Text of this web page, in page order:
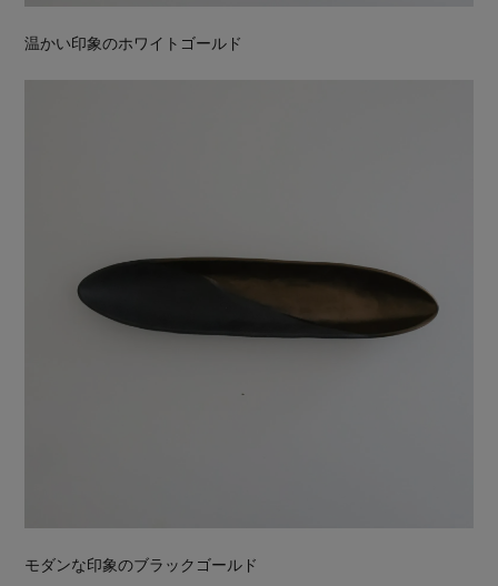
温かい印象のホワイトゴールド
モダンな印象のブラックゴールド